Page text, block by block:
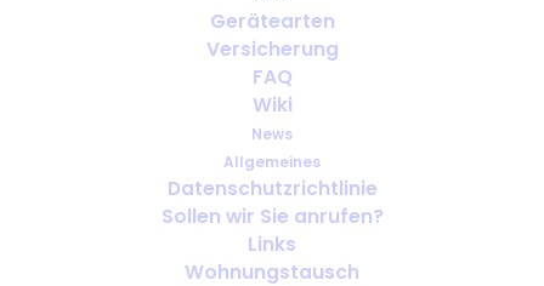
Gerätearten
Versicherung
FAQ
Wiki
News
Allgemeines
Datenschutzrichtlinie
Sollen wir Sie anrufen?
Links
Wohnungstausch
Wie bekommt man Sauerstoff für